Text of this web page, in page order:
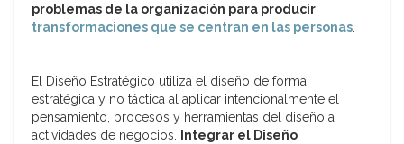
problemas de la organización para producir
transformaciones que se centran en las personas.
El Diseño Estratégico utiliza el diseño de forma
estratégica y no táctica al aplicar intencionalmente el
pensamiento, procesos y herramientas del diseño a
actividades de negocios.
Integrar el Diseño